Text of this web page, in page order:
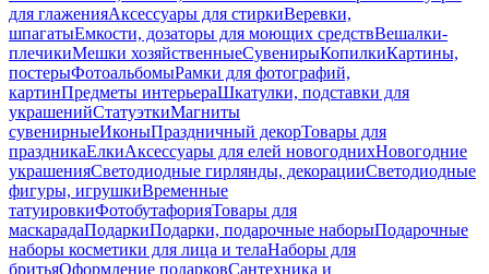
для глаженияАксессуары для стиркиВеревки,
шпагатыЕмкости, дозаторы для моющих средствВешалки-
плечикиМешки хозяйственныеСувенирыКопилкиКартины,
постерыФотоальбомыРамки для фотографий,
картинПредметы интерьераШкатулки, подставки для
украшенийСтатуэткиМагниты
сувенирныеИконыПраздничный декорТовары для
праздникаЕлкиАксессуары для елей новогоднихНовогодние
украшенияСветодиодные гирлянды, декорацииСветодиодные
фигуры, игрушкиВременные
татуировкиФотобутафорияТовары для
маскарадаПодаркиПодарки, подарочные наборыПодарочные
наборы косметики для лица и телаНаборы для
бритьяОформление подарковСантехника и